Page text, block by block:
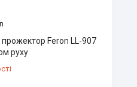
прожектор Feron LL-907
руху